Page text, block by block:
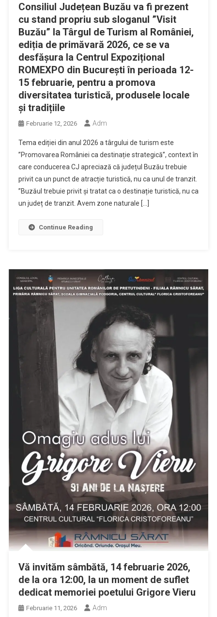
Consiliul Județean Buzău va fi prezent
cu stand propriu sub sloganul ”Visit
Buzău” la Târgul de Turism al României,
ediția de primăvară 2026, ce se va
desfășura la Centrul Expozițional
ROMEXPO din București în perioada 12-
15 februarie, pentru a promova
diversitatea turistică, produsele locale
și tradițiile
Februarie 12, 2026 Adm
Tema ediției din anul 2026 a târgului de turism este
”Promovarea României ca destinație strategică”, context în
care conducerea CJ apreciază că județul Buzău trebuie
privit ca un punct de atracție turistică, nu ca unul de tranzit.
”Buzăul trebuie privit și tratat ca o destinație turistică, nu ca
un județ de tranzit. Avem zone naturale […]
Continue Reading
Vă invităm sâmbătă, 14 februarie 2026,
de la ora 12:00, la un moment de suflet
dedicat memoriei poetului Grigore Vieru
Februarie 11, 2026 Adm